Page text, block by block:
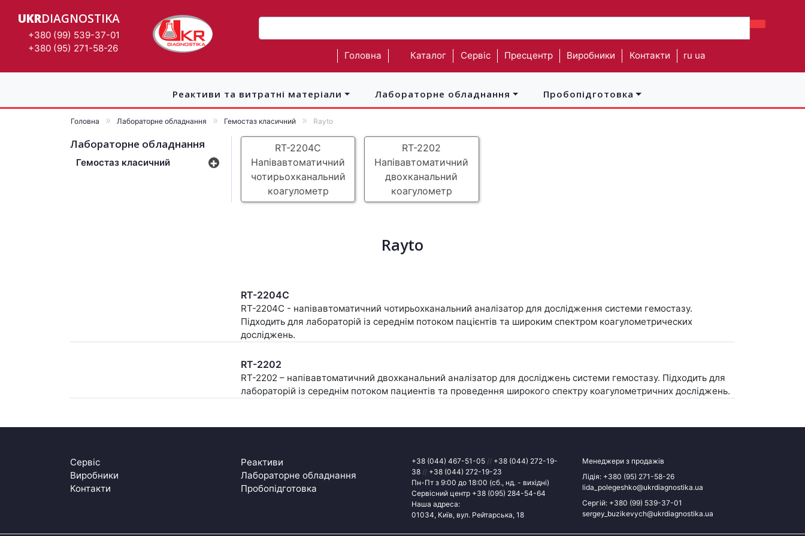
UKRDIAGNOSTIKA
+380 (99) 539-37-01
+380 (95) 271-58-26
Головна Каталог Сервіс Пресцентр Виробники Контакти ru ua
Реактиви та витратні матеріали Лабораторне обладнання Пробопідготовка
Головна Лабораторне обладнання Гемостаз класичний Rayto
Лабораторне обладнання
Гемостаз класичний +
RT-2204C
Напівавтоматичний
чотирьохканальний
коагулометр
RT-2202
Напівавтоматичний
двохканальний
коагулометр
Rayto
RT-2204C
RT-2204C - напівавтоматичний чотирьохканальний аналізатор для дослідження системи гемостазу.
Підходить для лабораторій із середнім потоком пацієнтів та широким спектром коагулометрических
досліджень.
RT-2202
RT-2202 – напівавтоматичний двохканальний аналізатор для досліджень системи гемостазу. Підходить для
лабораторій із середнім потоком пациентів та проведення широкого спектру коагулометричних досліджень.
Сервіс
Виробники
Контакти
Реактиви
Лабораторне обладнання
Пробопідготовка
+38 (044) 467-51-05 // +38 (044) 272-19-
38 // +38 (044) 272-19-23
Пн-Пт з 9:00 до 18:00 (сб., нд. - вихідні)
Сервісний центр +38 (095) 284-54-64
Наша адреса:
01034, Київ, вул. Рейтарська, 18
Менеджери з продажів
Лідія: +380 (95) 271-58-26
lida_polegeshko@ukrdiagnostika.ua
Сергій: +380 (99) 539-37-01
sergey_buzikevych@ukrdiagnostika.ua